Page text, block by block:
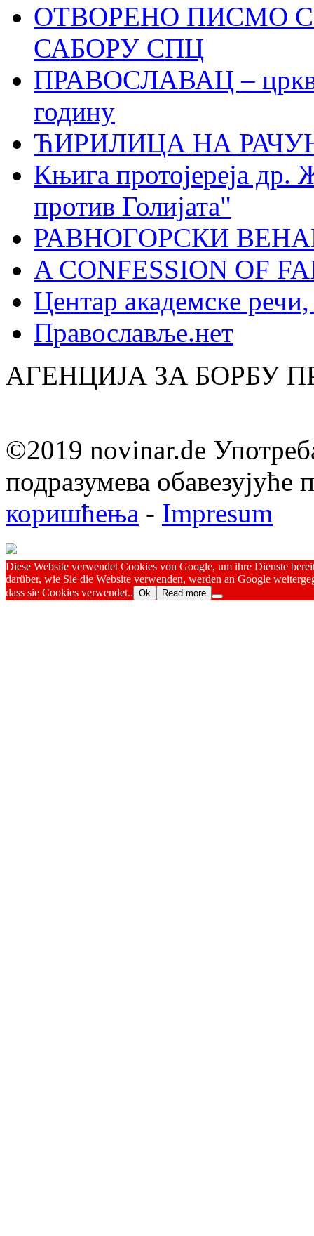
ОТВОРЕНО ПИСМО
САБОРУ СПЦ
ПРАВОСЛАВАЦ –
годину
ЋИРИЛИЦА НА
Књига протојереја др.
против Голијата"
РАВНОГОРСКИ
A CONFESSION OF
Центар академске
Православље.нет
АГЕНЦИЈА ЗА БОРБУ
©2019 novinar.de
подразумева обавезујуће
коришћења - Impresum
Diese Website verwendet Cookies von Google, um ihre Dienste
darüber, wie Sie die Website verwenden, werden an Google
dass sie Cookies verwendet.. Ok Read more